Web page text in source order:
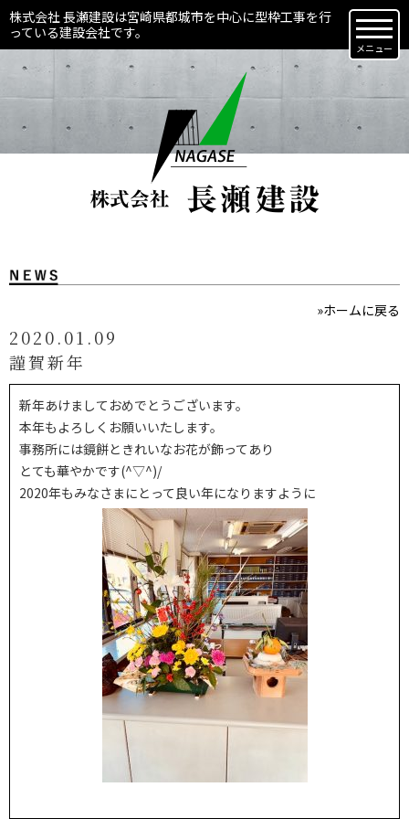
株式会社 長瀬建設は宮崎県都城市を中心に型枠工事を行
っている建設会社です。
メニュー
»ホームに戻る
2020.01.09
謹賀新年
新年あけましておめでとうございます。
本年もよろしくお願いいたします。
事務所には鏡餅ときれいなお花が飾ってあり
とても華やかです(^▽^)/
2020年もみなさまにとって良い年になりますように